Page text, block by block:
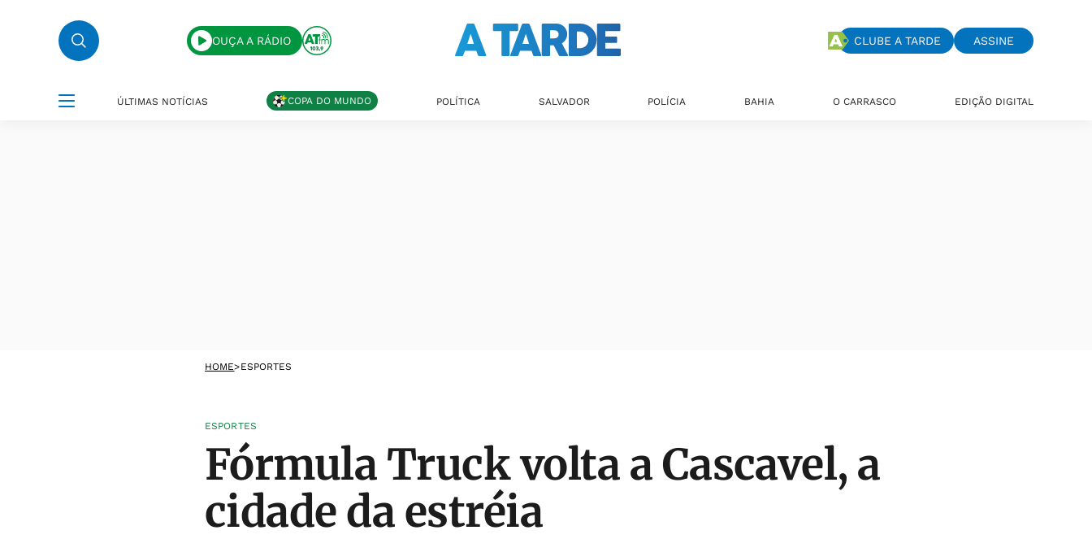
OUÇA A RÁDIO CLUBE A TARDE ASSINE
ÚLTIMAS NOTÍCIAS COPA DO MUNDO POLÍTICA SALVADOR POLÍCIA BAHIA O CARRASCO EDIÇÃO DIGITAL
HOME>ESPORTES
ESPORTES
Fórmula Truck volta a Cascavel, a
cidade da estréia